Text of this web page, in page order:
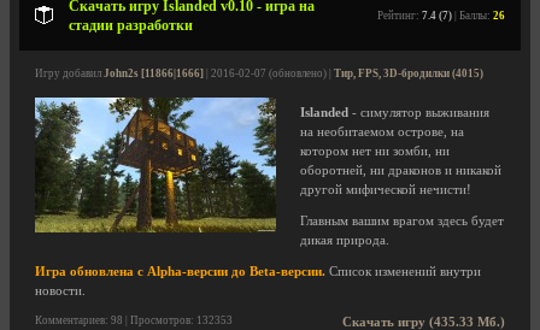
Скачать игру Islanded v0.10 - игра на
стадии разработки
Рейтинг: 7.4 (7) | Баллы: 26
Игру добавил John2s [11866|1666] | 2016-02-07 (обновлено) | Тир, FPS, 3D-бродилки (4015)
Islanded - симулятор выживания
на необитаемом острове, на
котором нет ни зомби, ни
оборотней, ни драконов и никакой
другой мифической нечисти!
Главным вашим врагом здесь будет
дикая природа.
Игра обновлена с Alpha-версии до Beta-версии. Список изменений внутри
новости.
Скачать игру (435.33 Мб.)
Комментариев: 98 | Просмотров: 132353